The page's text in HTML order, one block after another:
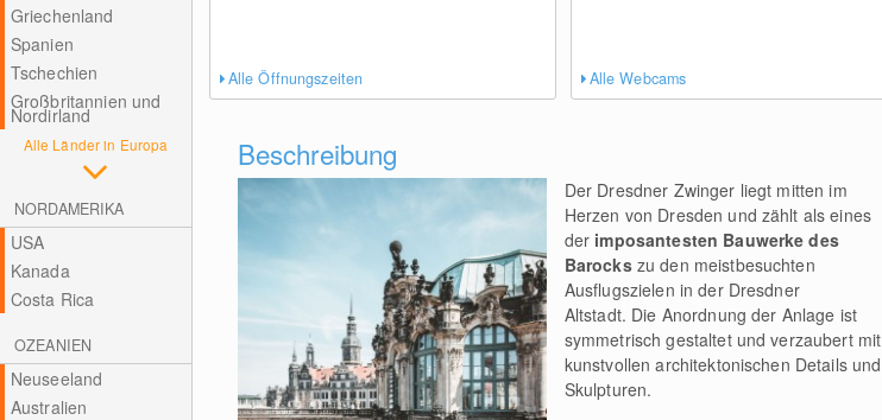
Griechenland
Spanien
Tschechien
Großbritannien und
Nordirland
Alle Länder in Europa
NORDAMERIKA
USA
Kanada
Costa Rica
OZEANIEN
Neuseeland
Australien
Alle Öffnungszeiten Alle Webcams
Beschreibung
Der Dresdner Zwinger liegt mitten im
Herzen von Dresden und zählt als eines
der imposantesten Bauwerke des
Barocks zu den meistbesuchten
Ausflugszielen in der Dresdner
Altstadt. Die Anordnung der Anlage ist
symmetrisch gestaltet und verzaubert mit
kunstvollen architektonischen Details und
Skulpturen.